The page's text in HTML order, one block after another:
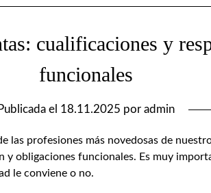
cualificaciones y
funcionales
Publicada el 18.11.2025 por admin
las profesiones más novedosas de
y obligaciones funcionales. Es muy
le conviene o no.